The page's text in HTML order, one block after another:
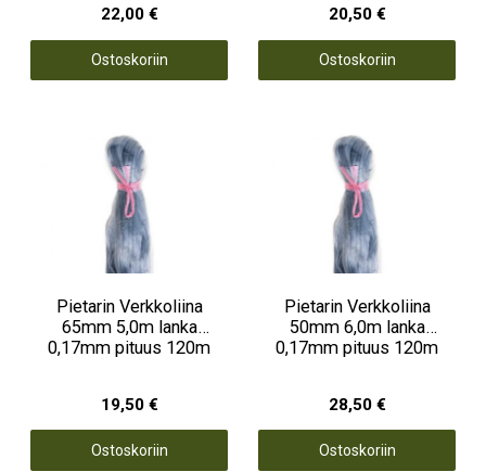
22,00 €
Ostoskoriin
20,50 €
Ostoskoriin
Pietarin Verkkoliina
65mm 5,0m lanka
0,17mm pituus 120m
19,50 €
Ostoskoriin
Pietarin Verkkoliina
50mm 6,0m lanka
0,17mm pituus 120m
28,50 €
Ostoskoriin